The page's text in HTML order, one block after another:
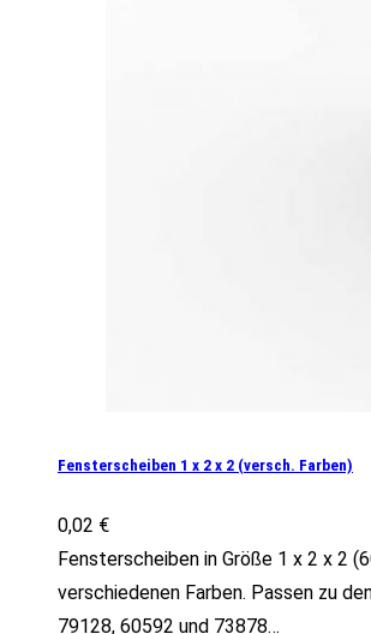
Fensterscheiben 1 x 2 x 2 (versch. Farben)
0,02 €
Fensterscheiben in Größe 1 x 2 x 2
verschiedenen Farben. Passen zu
79128, 60592 und 73878…